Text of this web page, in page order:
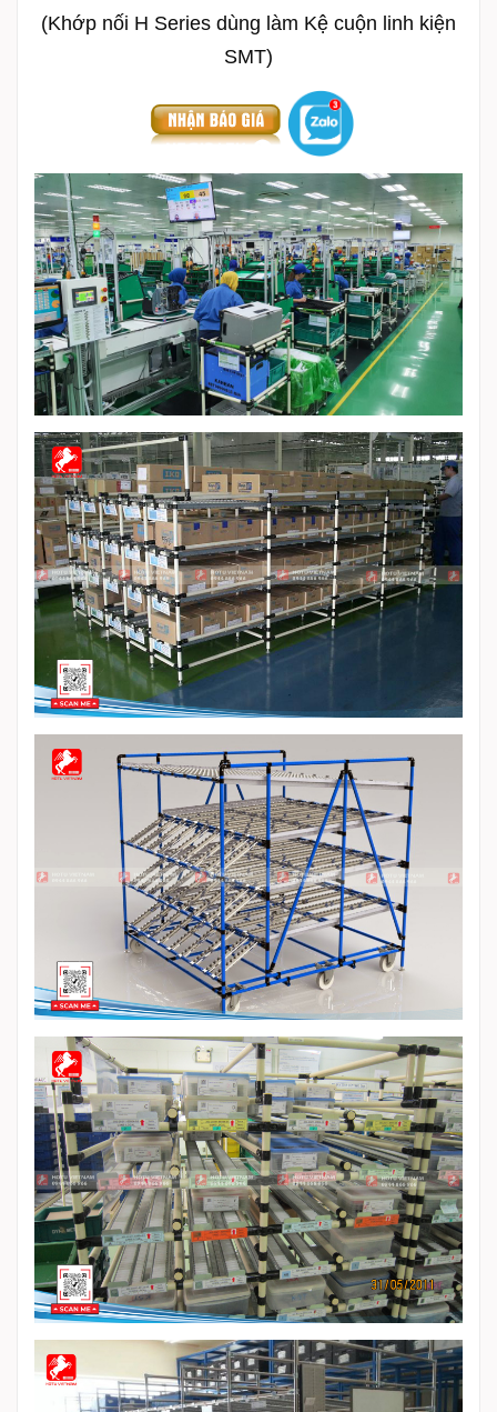
(Khớp nối H Series dùng làm Kệ cuộn linh kiện
SMT)